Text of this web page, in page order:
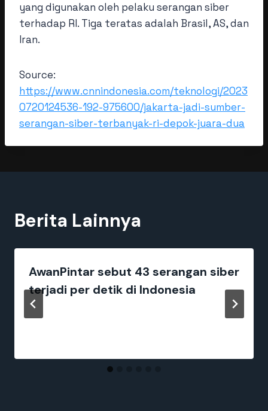
yang digunakan oleh pelaku serangan siber
terhadap RI. Tiga teratas adalah Brasil, AS, dan
Iran.
Source:
https://www.cnnindonesia.com/teknologi/2023
0720124536-192-975600/jakarta-jadi-sumber-
serangan-siber-terbanyak-ri-depok-juara-dua
Berita Lainnya
AwanPintar sebut 43 serangan siber
terjadi per detik di Indonesia